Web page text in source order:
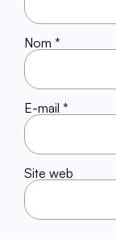
Nom *
E-mail *
Site web